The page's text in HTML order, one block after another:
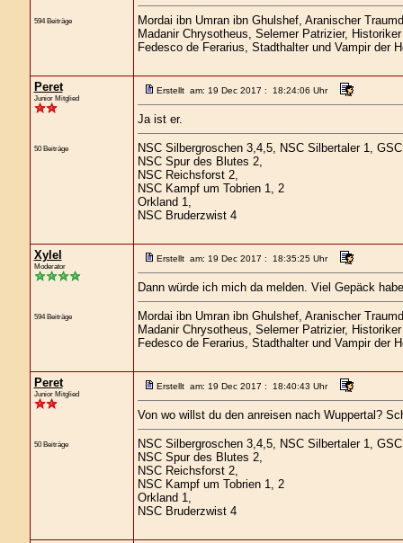
594 Beiträge
Mordai ibn Umran ibn Ghulshef, Aranischer
Madanir Chrysotheus, Selemer Patrizier,
Fedesco de Ferarius, Stadthalter und Vampir der
Peret
Junior Mitglied
50 Beiträge
Erstellt am: 19 Dec 2017 : 18:24:06 Uhr
Ja ist er.
NSC Silbergroschen 3,4,5, NSC Silbertaler 1,
NSC Spur des Blutes 2,
NSC Reichsforst 2,
NSC Kampf um Tobrien 1, 2
Orkland 1,
NSC Bruderzwist 4
Xylel
Moderator
594 Beiträge
Erstellt am: 19 Dec 2017 : 18:35:25 Uhr
Dann würde ich mich da melden. Viel Gepäck
Mordai ibn Umran ibn Ghulshef, Aranischer
Madanir Chrysotheus, Selemer Patrizier,
Fedesco de Ferarius, Stadthalter und Vampir der
Peret
Junior Mitglied
50 Beiträge
Erstellt am: 19 Dec 2017 : 18:40:43 Uhr
Von wo willst du den anreisen nach Wuppertal?
NSC Silbergroschen 3,4,5, NSC Silbertaler 1,
NSC Spur des Blutes 2,
NSC Reichsforst 2,
NSC Kampf um Tobrien 1, 2
Orkland 1,
NSC Bruderzwist 4